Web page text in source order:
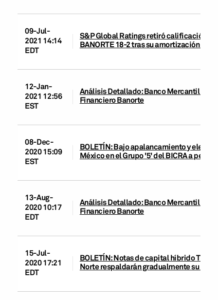
09-Jul-
2021 14:14
EDT
S&P Global Ratings retiró calificación de
BANORTE 18-2 tras su amortización
12-Jan-
2021 12:56
EST
Análisis Detallado: Banco Mercantil del
Financiero Banorte
08-Dec-
2020 15:09
EST
BOLETÍN: Bajo apalancamiento y
México en el Grupo '5' del BICRA a
13-Aug-
2020 10:17
EDT
Análisis Detallado: Banco Mercantil del
Financiero Banorte
15-Jul-
2020 17:21
EDT
BOLETÍN: Notas de capital híbrido Tier
Norte respaldarán gradualmente su